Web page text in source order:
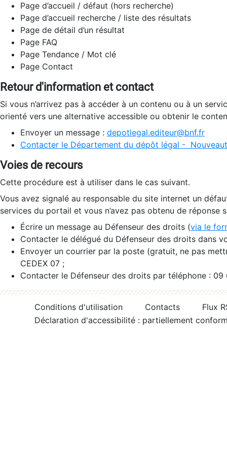
Page d’accueil / défaut (hors recherche)
Page d’accueil recherche / liste des résultats
Page de détail d’un résultat
Page FAQ
Page Tendance / Mot clé
Page Contact
Retour d'information et contact
Si vous n’arrivez pas à accéder à un contenu ou à un
orienté vers une alternative accessible ou obtenir le
Envoyer un message : depotlegal.editeur@bnf.fr
Contacter le Département du dépôt légal -
Voies de recours
Cette procédure est à utiliser dans le cas suivant.
Vous avez signalé au responsable du site internet un
services du portail et vous n’avez pas obtenu de réponse
Écrire un message au Défenseur des droits (via le
Contacter le délégué du Défenseur des droits dans
Envoyer un courrier par la poste (gratuit, ne pas
CEDEX 07 ;
Contacter le Défenseur des droits par téléphone :
Conditions d'utilisation Contacts
Flux
Déclaration d'accessibilité : partiellement